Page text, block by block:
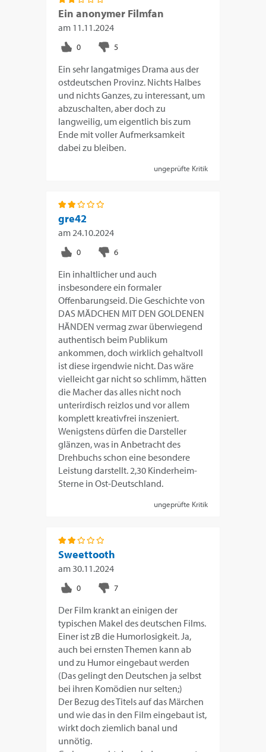
Ein anonymer Filmfan
am 11.11.2024
Ein sehr langatmiges Drama aus der
ostdeutschen Provinz. Nichts Halbes
und nichts Ganzes, zu interessant, um
abzuschalten, aber doch zu
langweilig, um eigentlich bis zum
Ende mit voller Aufmerksamkeit
dabei zu bleiben.
ungeprüfte Kritik
gre42
am 24.10.2024
Ein inhaltlicher und auch
insbesondere ein formaler
Offenbarungseid. Die Geschichte von
DAS MÄDCHEN MIT DEN GOLDENEN
HÄNDEN vermag zwar überwiegend
authentisch beim Publikum
ankommen, doch wirklich gehaltvoll
ist diese irgendwie nicht. Das wäre
vielleicht gar nicht so schlimm, hätten
die Macher das alles nicht noch
unterirdisch reizlos und vor allem
komplett kreativfrei inszeniert.
Wenigstens dürfen die Darsteller
glänzen, was in Anbetracht des
Drehbuchs schon eine besondere
Leistung darstellt. 2,30 Kinderheim-
Sterne in Ost-Deutschland.
ungeprüfte Kritik
Sweettooth
am 30.11.2024
Der Film krankt an einigen der
typischen Makel des deutschen Films.
Einer ist zB die Humorlosigkeit. Ja,
auch bei ernsten Themen kann ab
und zu Humor eingebaut werden
(Das gelingt den Deutschen ja selbst
bei ihren Komödien nur selten;)
Der Bezug des Titels auf das Märchen
und wie das in den Film eingebaut ist,
wirkt doch ziemlich banal und
unnötig.